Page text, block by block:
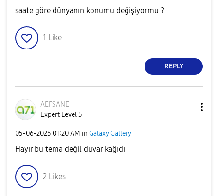
saate göre dünyanın konumu değişiyormu ?
1 Like
REPLY
AEFSANE
Expert Level 5
‎05-06-2025 01:20 AM in Galaxy Gallery
Hayır bu tema değil duvar kağıdı
2 Likes